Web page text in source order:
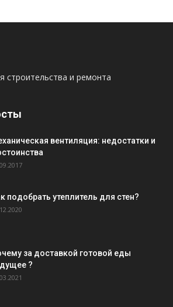
строительства и ремонта
вентиляция: недостатки и
подобрать утеплитель для стен?
за доставкой готовой еды
?